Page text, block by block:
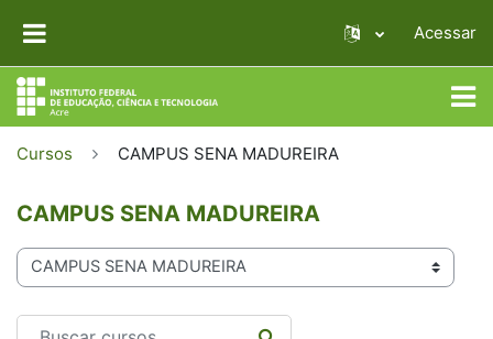
Acessar
Cursos CAMPUS SENA MADUREIRA
CAMPUS SENA MADUREIRA
Categorias de Cursos
Buscar cursos